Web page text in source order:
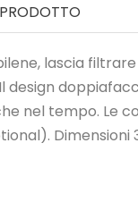
lascia
nel tempo. Le
Dimensioni